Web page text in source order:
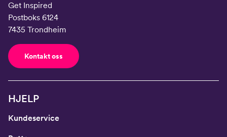
Get Inspired
Postboks 6124
7435 Trondheim
Kontakt oss
HJELP
Kundeservice